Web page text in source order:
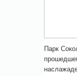
Парк